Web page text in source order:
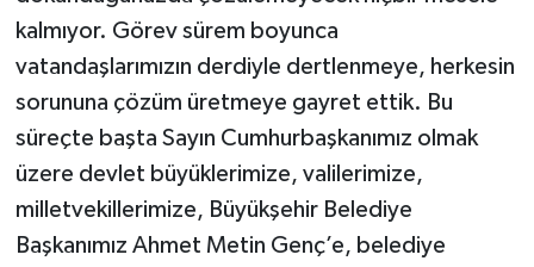
kalmıyor. Görev sürem boyunca
vatandaşlarımızın derdiyle dertlenmeye, herkesin
sorununa çözüm üretmeye gayret ettik. Bu
süreçte başta Sayın Cumhurbaşkanımız olmak
üzere devlet büyüklerimize, valilerimize,
milletvekillerimize, Büyükşehir Belediye
Başkanımız Ahmet Metin Genç’e, belediye